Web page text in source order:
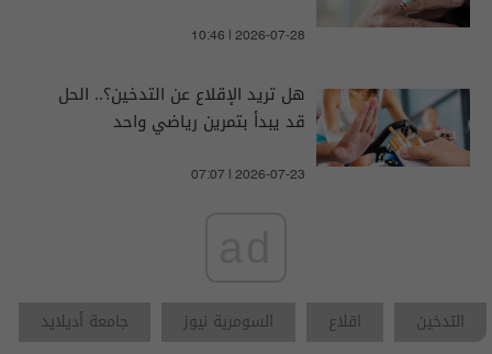
10:46 | 2026-07-28
هل تريد الإقلاع عن التدخين؟.. الحل
قد يبدأ بتمرين رياضي واحد
07:07 | 2026-07-23
التدخين اقلاع السومرية نيوز
جامعة أديلايد